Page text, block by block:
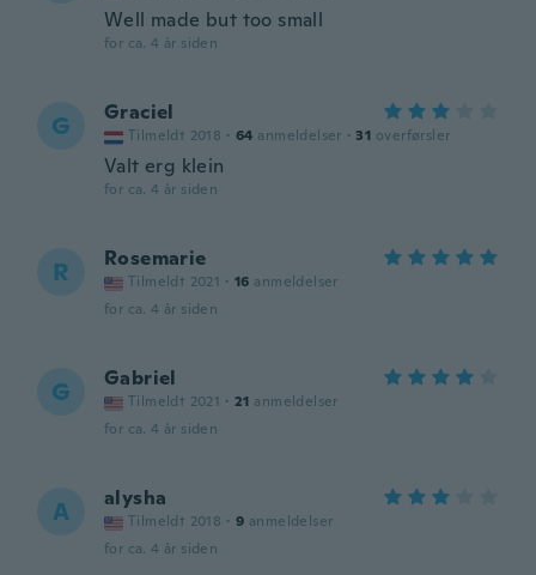
Well made but too small
for ca. 4 år siden
G Graciel
Tilmeldt 2018 · 64 anmeldelser · 31 overførsler
Valt erg klein
for ca. 4 år siden
R Rosemarie
Tilmeldt 2021 · 16 anmeldelser
for ca. 4 år siden
G Gabriel
Tilmeldt 2021 · 21 anmeldelser
for ca. 4 år siden
A alysha
Tilmeldt 2018 · 9 anmeldelser
for ca. 4 år siden